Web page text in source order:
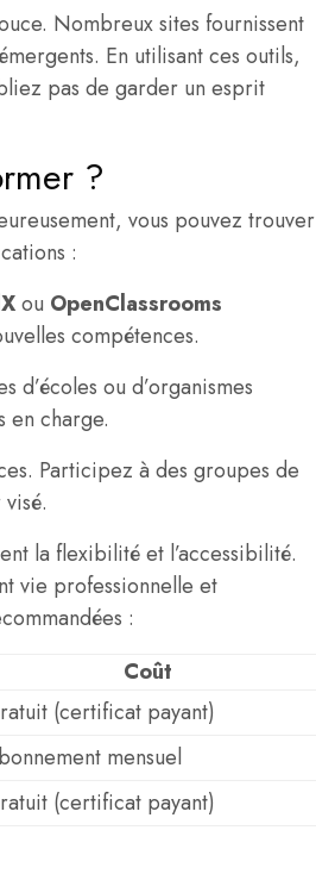
Nombreux sites fournissent
En utilisant ces outils,
pas de garder un esprit
?
vous pouvez trouver
:
ou OpenClassrooms
compétences.
d’écoles ou d’organismes
en charge.
Participez à des groupes de
la flexibilité et l’accessibilité.
vie professionnelle et
:
Coût
(certificat payant)
mensuel
(certificat payant)